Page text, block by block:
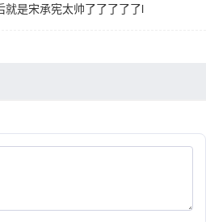
就是宋承宪太帅了了了了了l